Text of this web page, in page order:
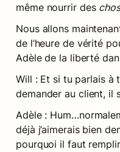
même nourrir des
Nous allons
de l’heure de vérité
Adèle de la liberté
Will : Et si tu parlais à
demander au client, il
Adèle :
déjà j’aimerais bien
pourquoi il faut